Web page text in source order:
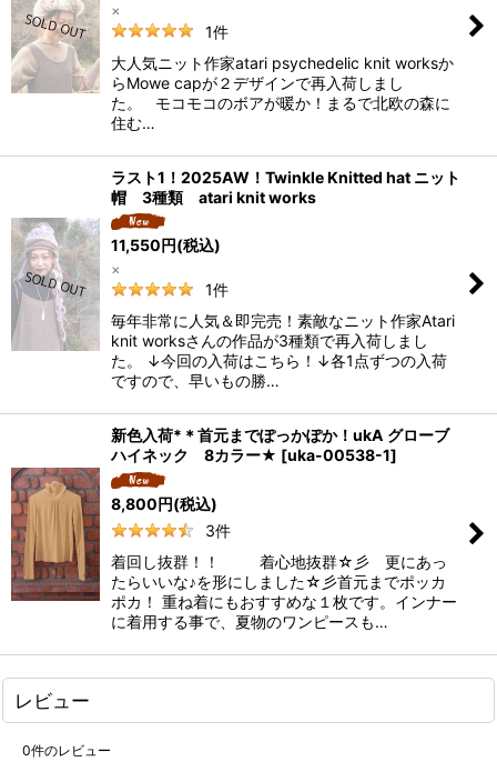
×
1件
大人気ニット作家atari psychedelic knit worksか
らMowe capが２デザインで再入荷しまし
た。 モコモコのボアが暖か！まるで北欧の森に
住む…
ラスト1！2025AW！Twinkle Knitted hat ニット
帽 3種類 atari knit works
11,550円(税込)
×
1件
毎年非常に人気＆即完売！素敵なニット作家Atari
knit worksさんの作品が3種類で再入荷しまし
た。 ↓今回の入荷はこちら！↓各1点ずつの入荷
ですので、早いもの勝…
新色入荷*＊首元までぽっかぽか！ukA グローブ
ハイネック 8カラー★ [uka-00538-1]
8,800円(税込)
3件
着回し抜群！！ 着心地抜群☆彡 更にあっ
たらいいな♪を形にしました☆彡首元までポッカ
ポカ！ 重ね着にもおすすめな１枚です。インナー
に着用する事で、夏物のワンピースも…
レビュー
0件のレビュー